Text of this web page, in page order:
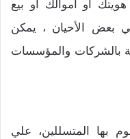
أو أموالك أو بيع
بعض الأحيان ، يمكن
بالشركات والمؤسسات
بها المتسللين، علي